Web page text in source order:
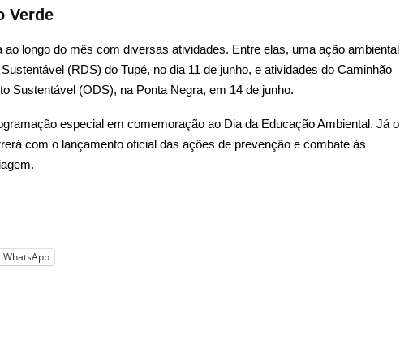
Verde
ao longo do mês com diversas atividades. Entre elas, uma ação ambiental
(RDS) do Tupé, no dia 11 de junho, e atividades do Caminhão
Sustentável (ODS), na Ponta Negra, em 14 de junho.
especial em comemoração ao Dia da Educação Ambiental. Já o
com o lançamento oficial das ações de prevenção e combate às
WhatsApp